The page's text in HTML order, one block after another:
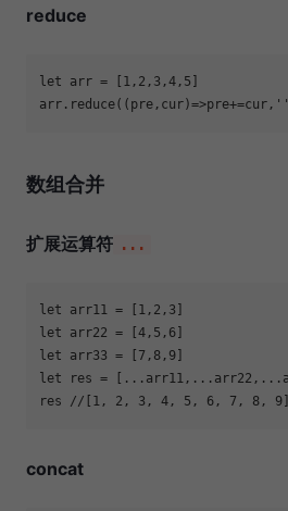
reduce
let arr = [ 1 , 2 , 3 ,4 , 5
arr.reduce( ( pre,cur )=>pre+=cur, ''
数组合并
扩展运算符 ...
let arr11 = [ 1 , 2 , 3
let arr22 = [ 4 , 5 , 6
let arr33 = [ 7 , 8 , 9
let
res //[1, 2, 3, 4, 5, 6, 7, 8, 9]
concat